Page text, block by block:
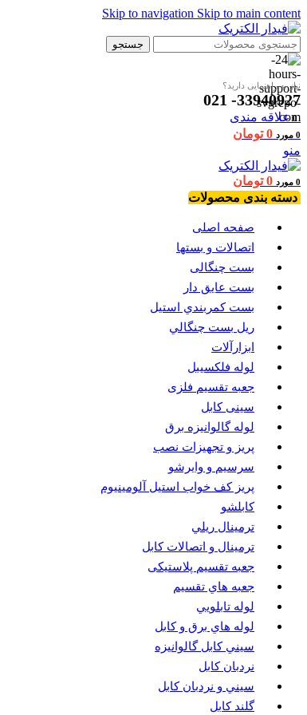
Skip to navigation Skip to main content
جستجو
نیاز به راهنمایی دارید؟
33940927- 021
0 علاقه مندی
0 مورد 0 تومان
منو
0 مورد 0 تومان
دسته بندی محصولات
صفحه اصلی
اتصالات و بستها
بست چنگالی
بست عايق دار
بست كمربندي استيل
ريل بست چنگالي
ابزارآلات
لوله فلکسیبل
جعبه تقسیم فلزی
سینی کابل
لوله گالوانیزه برق
پريز و تجهيزات نصب
سرسيم و وايرشو
پريز كف خواب استيل آلومينيوم
كابلشو
ترمينال ريلي
ترمينال و اتصالات كابل
جعبه تقسيم پلاستیکی
جعبه هاي تقسيم
لوله تابلويي
لوله هاي برق و كابل
سيني كابل گالوانيزه
نردبان كابل
سيني و نردبان كابل
گلند كابل